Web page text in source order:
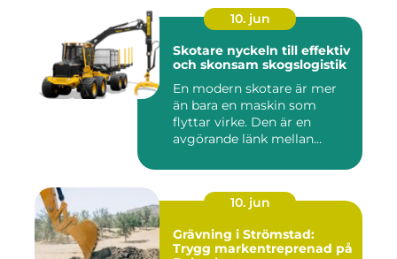
10. jun
Skotare nyckeln till effektiv
och skonsam skogslogistik
En modern skotare är mer
än bara en maskin som
flyttar virke. Den är en
avgörande länk mellan
10. jun
Grävning i Strömstad:
Trygg markentreprenad på